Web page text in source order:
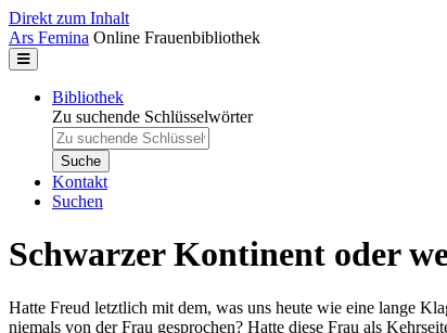
Direkt zum Inhalt
Ars Femina Online Frauenbibliothek
Bibliothek
Zu suchende Schlüsselwörter
Kontakt
Suchen
Schwarzer Kontinent oder
Hatte Freud letztlich mit dem, was uns heute wie eine lange
niemals von der Frau gesprochen? Hatte diese Frau als